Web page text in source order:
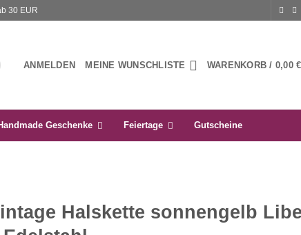
30 EUR
ANMELDEN MEINE WUNSCHLISTE WARENKORB / 0,00€
Geschenke Feiertage Gutscheine
Halskette sonnengelb